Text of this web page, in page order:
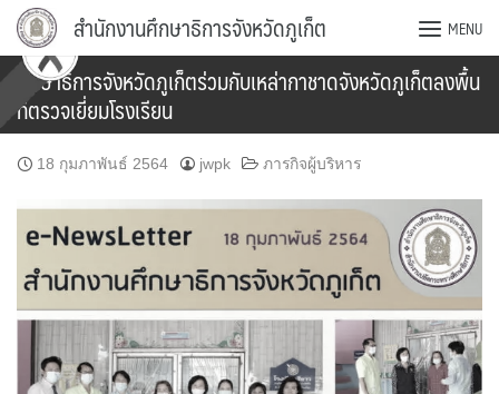
Skip
content
สำนักงานศึกษาธิการจังหวัดภูเก็ต MENU
ศึกษาธิการจังหวัดภูเก็ตร่วมกับเหล่ากาชาดจังหวัดภูเก็ตลงพื้น
ที่ตรวจเยี่ยมโรงเรียน
18 กุมภาพันธ์ 2564 jwpk ภารกิจผู้บริหาร